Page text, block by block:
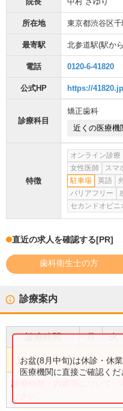
所在地 東京都渋谷区
最寄駅 北参道駅(駅から
電話 0120-6-41820
公式HP https://
診療科目
矯正歯科
近くの医療機
特徴
オンライン診療
女性医師
スマ
駐車場
英語
バリアフリー
セカンドオピ
直近の求人を確認する[PR]
歯科衛生士の方
診療案内
診療時間 月 火
10:00〜19:00 ● ●
診療時間・内容等について、
お盆(8月中旬)は休診・休
医療機関に直接ご確認くだ